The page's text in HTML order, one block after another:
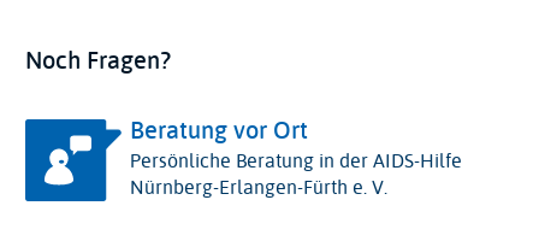
Noch Fragen?
Beratung vor Ort
Persönliche Beratung in der AIDS-Hilfe
Nürnberg-Erlangen-Fürth e. V.